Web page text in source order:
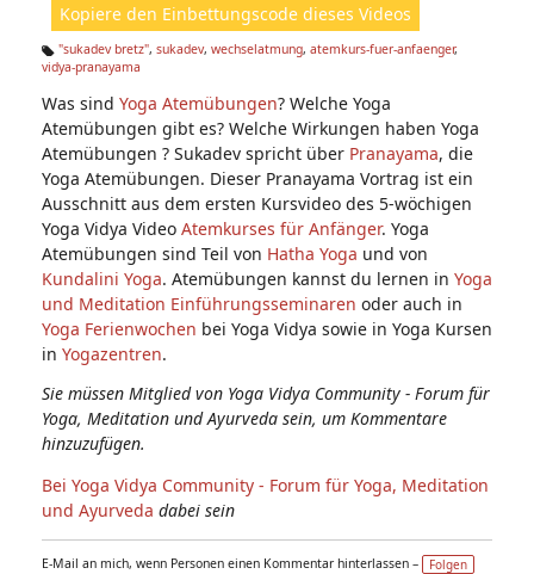
n:
Kopiere den Einbettungscode dieses Videos
Ta
s:
"sukadev bretz", sukadev, wechselatmung, atemkurs-fuer-anfaenger,
vidya-pranayama
Was sind Yoga Atemübungen? Welche Yoga
Atemübungen gibt es? Welche Wirkungen haben Yoga
Atemübungen ? Sukadev spricht über Pranayama, die
Yoga Atemübungen. Dieser Pranayama Vortrag ist ein
Ausschnitt aus dem ersten Kursvideo des 5-wöchigen
Yoga Vidya Video Atemkurses für Anfänger. Yoga
Atemübungen sind Teil von Hatha Yoga und von
Kundalini Yoga. Atemübungen kannst du lernen in Yoga
und Meditation Einführungsseminaren oder auch in
Yoga Ferienwochen bei Yoga Vidya sowie in Yoga Kursen
in Yogazentren.
Sie müssen Mitglied von Yoga Vidya Community - Forum für
Yoga, Meditation und Ayurveda sein, um Kommentare
hinzuzufügen.
Bei Yoga Vidya Community - Forum für Yoga, Meditation
und Ayurveda dabei sein
E-Mail an mich, wenn Personen einen Kommentar hinterlassen – Folgen